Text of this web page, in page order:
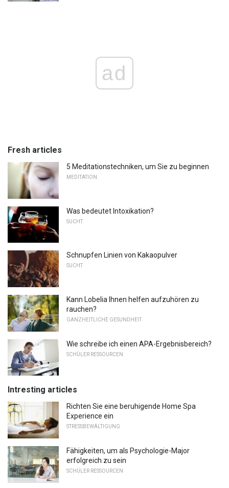
ad
Fresh articles
5 Meditationstechniken, um Sie zu beginnen
MEDITATION
Was bedeutet Intoxikation?
SUCHT
Schnupfen Linien von Kakaopulver
SUCHT
Kann Lobelia Ihnen helfen aufzuhören zu
rauchen?
GANZHEITLICHE GESUNDHEIT
Wie schreibe ich einen APA-Ergebnisbereich?
SCHÜLER RESSOURCEN
Intresting articles
Richten Sie eine beruhigende Home Spa
Experience ein
STRESSBEWÄLTIGUNG
Fähigkeiten, um als Psychologie-Major
erfolgreich zu sein
SCHÜLER RESSOURCEN